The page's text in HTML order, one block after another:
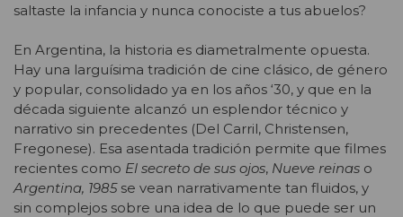
saltaste la infancia y nunca conociste a tus abuelos?
En Argentina, la historia es diametralmente opuesta.
Hay una larguísima tradición de cine clásico, de género
y popular, consolidado ya en los años ‘30, y que en la
década siguiente alcanzó un esplendor técnico y
narrativo sin precedentes (Del Carril, Christensen,
Fregonese). Esa asentada tradición permite que filmes
recientes como El secreto de sus ojos, Nueve reinas o
Argentina, 1985se vean narrativamente tan fluidos, y
sin complejos sobre una idea de lo que puede ser un